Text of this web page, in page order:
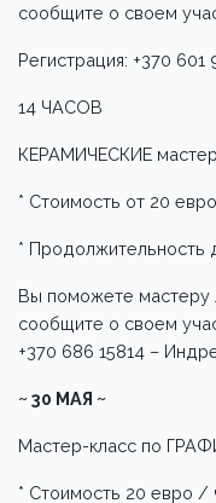
сообщите о своем
Регистрация: +370 601
14 ЧАСОВ
КЕРАМИЧЕСКИЕ
* Стоимость от 20
* Продолжительность
Вы поможете мастеру
сообщите о своем
+370 686 15814 –
~ 30 МАЯ ~
Мастер-класс по
* Стоимость 20 евро /